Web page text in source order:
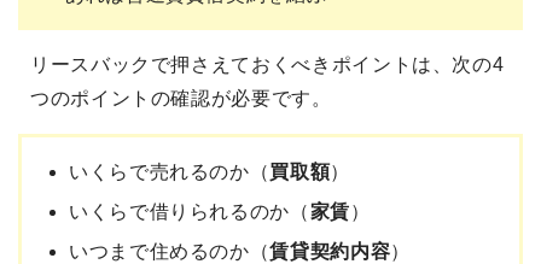
リースバックで押さえておくべきポイントは、次の4
つのポイントの確認が必要です。
いくらで売れるのか（買取額）
いくらで借りられるのか（家賃）
いつまで住めるのか（賃貸契約内容）